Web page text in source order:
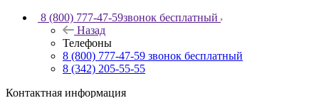
8 (800) 777-47-59звонок бесплатный
Назад
Телефоны
8 (800) 777-47-59 звонок бесплатный
8 (342) 205-55-55
Контактная информация